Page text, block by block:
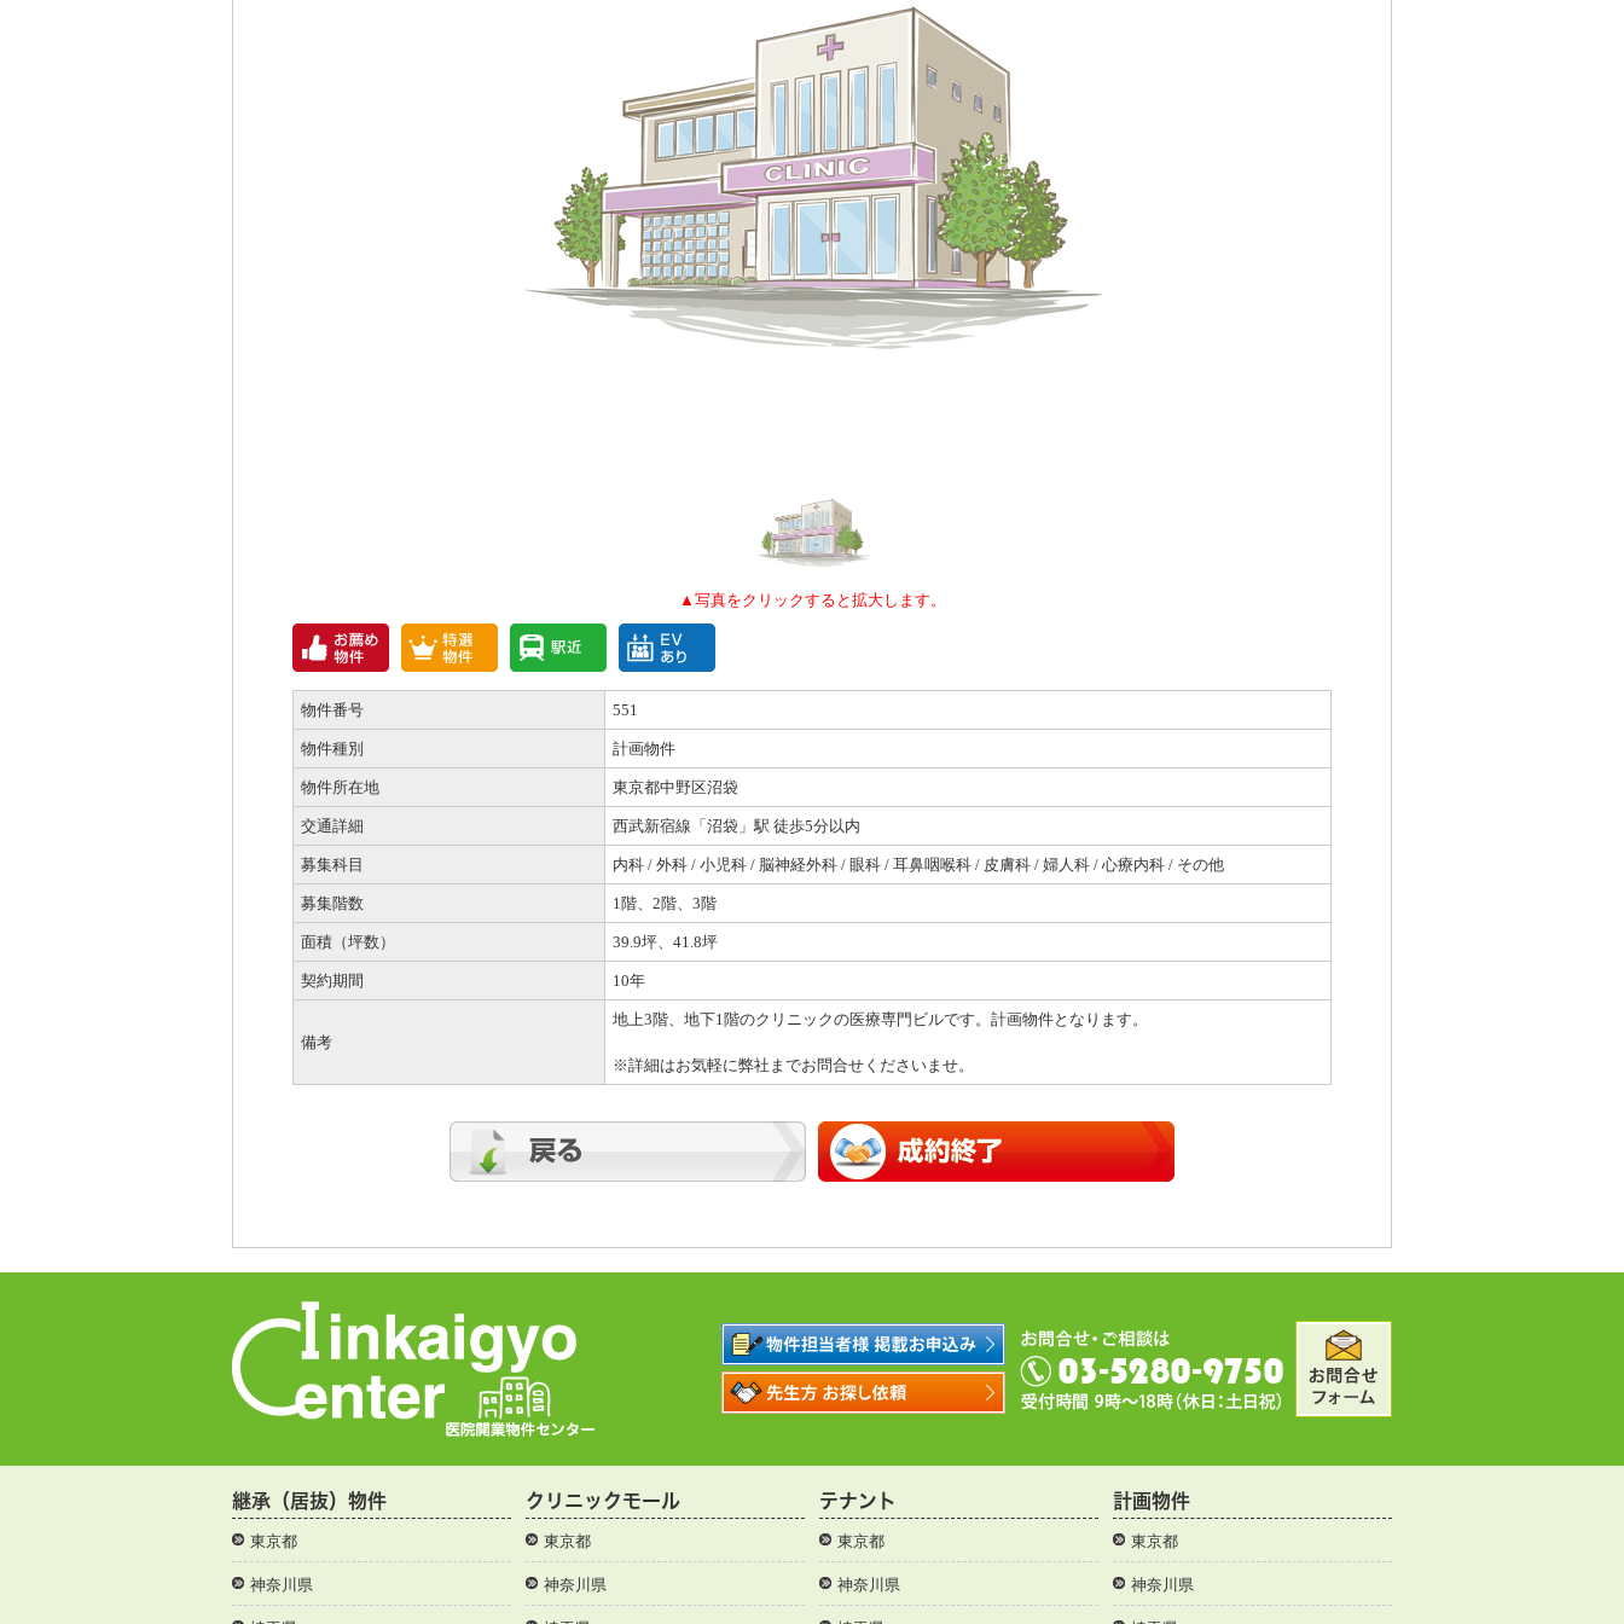
▲写真をクリックすると拡大します。
物件番号 551
物件種別 計画物件
物件所在地 東京都中野区沼袋
交通詳細 西武新宿線「沼袋」駅 徒歩5分以内
募集科目 内科 / 外科 / 小児科 / 脳神経外科 / 眼科 / 耳鼻咽喉科 / 皮膚科 / 婦人科 / 心療内科 / その他
募集階数 1階、2階、3階
面積（坪数） 39.9坪、41.8坪
契約期間 10年
備考
地上3階、地下1階のクリニックの医療専門ビルです。計画物件となります。
※詳細はお気軽に弊社までお問合せくださいませ。
継承（居抜）物件
東京都
神奈川県
クリニックモール
東京都
神奈川県
テナント
東京都
神奈川県
計画物件
東京都
神奈川県